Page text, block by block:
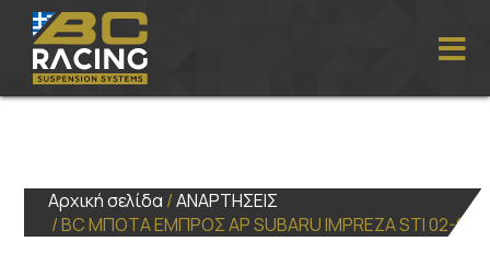
Αρχική σελίδα /ΑΝΑΡΤΗΣΕΙΣ
/ BC ΜΠΟΤΑ ΕΜΠΡΟΣ ΑΡ SUBARU IMPREZA STI 02-07